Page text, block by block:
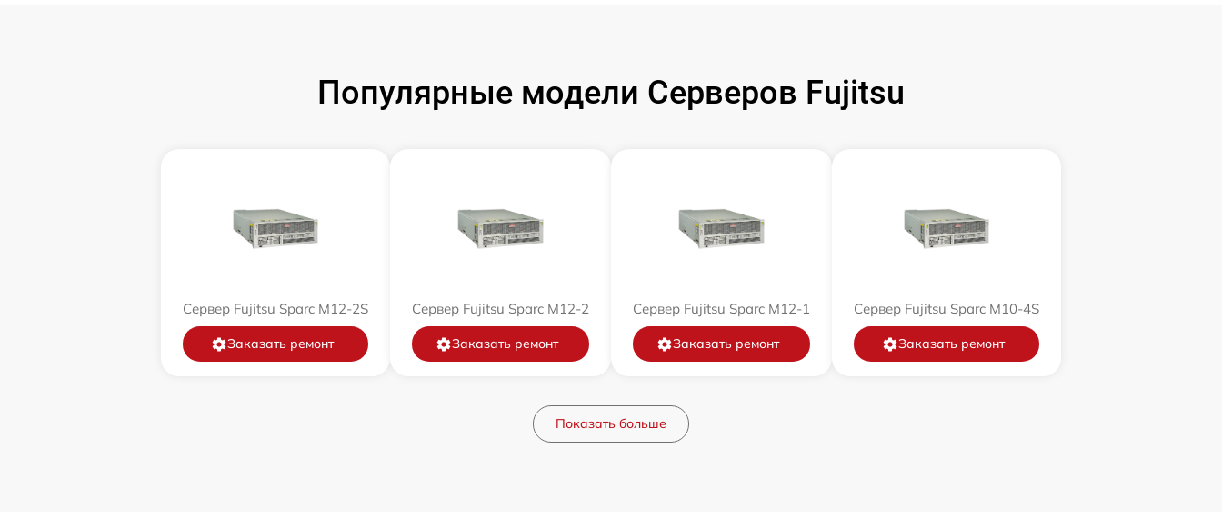
Популярные модели Серверов Fujitsu
Сервер Fujitsu Sparc M12-2S
Заказать ремонт
Сервер Fujitsu Sparc M12-2
Заказать ремонт
Сервер Fujitsu Sparc M12-1
Заказать ремонт
Сервер Fujitsu Sparc M10-4S
Заказать ремонт
Показать больше